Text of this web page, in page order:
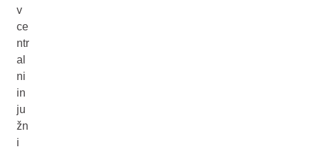
v
ce
ntr
al
ni
in
ju
žn
i